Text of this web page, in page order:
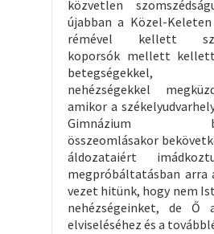
közvetlen
újabban a Közel-
rémével kellett
koporsók mellett
betegségekkel,
nehézségekkel
amikor a
Gimnázium
összeomlásakor
áldozataiért
megpróbáltatásban arra
vezet hitünk, hogy nem
nehézségeinket, de Ő
elviseléséhez és a